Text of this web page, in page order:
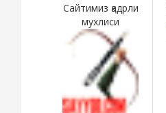
Сайтимиз қадрли
мухлиси